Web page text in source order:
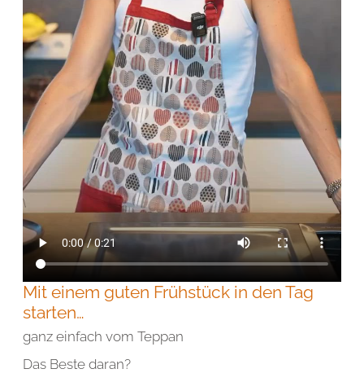
Mit einem guten Frühstück in den Tag
starten…
ganz einfach vom Teppan
Das Beste daran?